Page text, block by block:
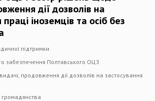
дії дозволів на
іноземців та осіб без
підтримки
забезпечення Полтавського ОЦЗ
продовження дії дозволів на застосування
громадянства